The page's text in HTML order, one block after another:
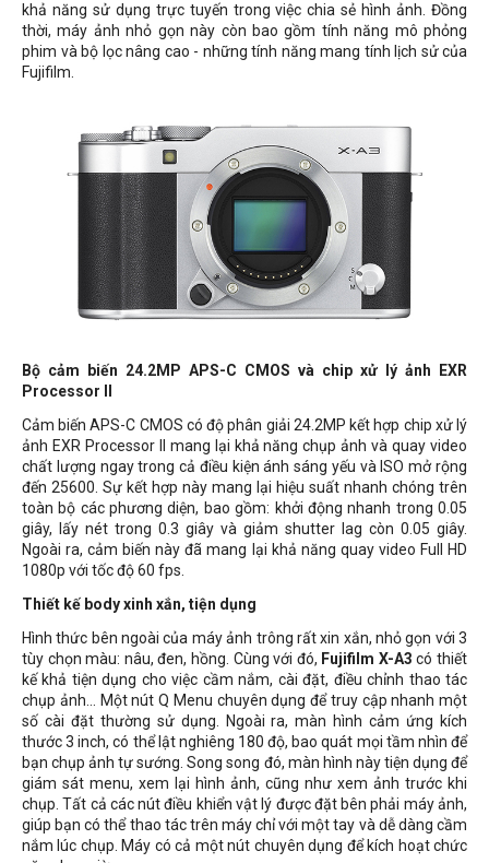
khả năng sử dụng trực tuyến trong việc chia sẻ hình ảnh. Đồng
thời, máy ảnh nhỏ gọn này còn bao gồm tính năng mô phỏng
phim và bộ lọc nâng cao - những tính năng mang tính lịch sử của
Fujifilm.
Bộ cảm biến 24.2MP APS-C CMOS và chip xử lý ảnh EXR
Processor II
Cảm biến APS-C CMOS có độ phân giải 24.2MP kết hợp chip xử lý
ảnh EXR Processor II mang lại khả năng chụp ảnh và quay video
chất lượng ngay trong cả điều kiện ánh sáng yếu và ISO mở rộng
đến 25600. Sự kết hợp này mang lại hiệu suất nhanh chóng trên
toàn bộ các phương diện, bao gồm: khởi động nhanh trong 0.05
giây, lấy nét trong 0.3 giây và giảm shutter lag còn 0.05 giây.
Ngoài ra, cảm biến này đã mang lại khả năng quay video Full HD
1080p với tốc độ 60 fps.
Thiết kế body xinh xắn, tiện dụng
Hình thức bên ngoài của máy ảnh trông rất xin xắn, nhỏ gọn với 3
tùy chọn màu: nâu, đen, hồng. Cùng với đó, Fujifilm X-A3 có thiết
kế khả tiện dụng cho việc cầm nắm, cài đặt, điều chỉnh thao tác
chụp ảnh... Một nút Q Menu chuyên dụng để truy cập nhanh một
số cài đặt thường sử dụng. Ngoài ra, màn hình cảm ứng kích
thước 3 inch, có thể lật nghiêng 180 độ, bao quát mọi tầm nhìn để
bạn chụp ảnh tự sướng. Song song đó, màn hình này tiện dụng để
giám sát menu, xem lại hình ảnh, cũng như xem ảnh trước khi
chụp. Tất cả các nút điều khiển vật lý được đặt bên phải máy ảnh,
giúp bạn có thể thao tác trên máy chỉ với một tay và dễ dàng cầm
nắm lúc chụp. Máy có cả một nút chuyên dụng để kích hoạt chức